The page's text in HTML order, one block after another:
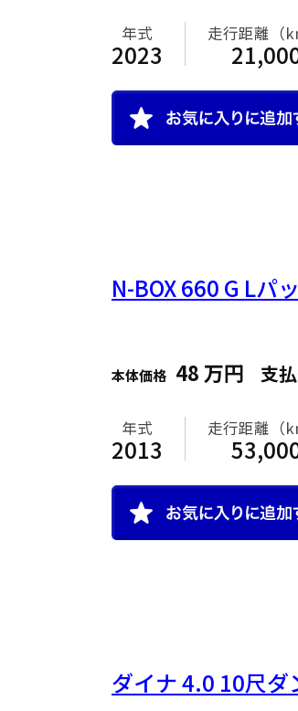
年式
2023
走行距離（
N-BOX660 G Lパ
本体価格 48 万円 支
年式
2013
走行距離（
ダイナ4.0 10尺ダ